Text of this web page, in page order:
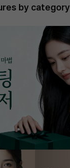
by category